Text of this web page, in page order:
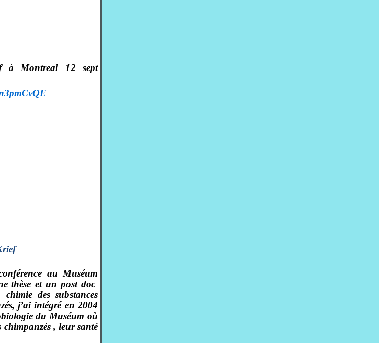
à Montreal 12 sept
au Muséum
thèse et un post doc
des substances
j’ai intégré en 2004
du Muséum où
, leur santé